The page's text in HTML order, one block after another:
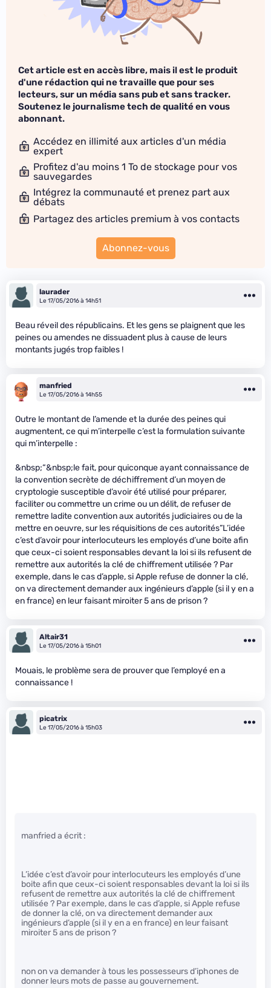
Cet article est en accès libre, mais il est le produit
d'une rédaction qui ne travaille que pour ses
lecteurs, sur un média sans pub et sans tracker.
Soutenez le journalisme tech de qualité en vous
abonnant.
Accédez en illimité aux articles d'un média
expert
Profitez d'au moins 1 To de stockage pour vos
sauvegardes
Intégrez la communauté et prenez part aux
débats
Partagez des articles premium à vos contacts
Abonnez-vous
laurader
Le 17/05/2016 à 14h51
Beau réveil des républicains. Et les gens se plaignent que les
peines ou amendes ne dissuadent plus à cause de leurs
montants jugés trop faibles !
manfried
Le 17/05/2016 à 14h55
Outre le montant de l’amende et la durée des peines qui
augmentent, ce qui m’interpelle c’est la formulation suivante
qui m’interpelle :
&nbsp;“&nbsp;le fait, pour quiconque ayant connaissance de
la convention secrète de déchiffrement d’un moyen de
cryptologie susceptible d’avoir été utilisé pour préparer,
faciliter ou commettre un crime ou un délit, de refuser de
remettre ladite convention aux autorités judiciaires ou de la
mettre en oeuvre, sur les réquisitions de ces autorités”L’idée
c’est d’avoir pour interlocuteurs les employés d’une boite afin
que ceux-ci soient responsables devant la loi si ils refusent de
remettre aux autorités la clé de chiffrement utilisée ? Par
exemple, dans le cas d’apple, si Apple refuse de donner la clé,
on va directement demander aux ingénieurs d’apple (si il y en a
en france) en leur faisant miroiter 5 ans de prison ?
Altair31
Le 17/05/2016 à 15h01
Mouais, le problème sera de prouver que l’employé en a
connaissance !
picatrix
Le 17/05/2016 à 15h03
manfried a écrit :
L’idée c’est d’avoir pour interlocuteurs les employés d’une
boite afin que ceux-ci soient responsables devant la loi si ils
refusent de remettre aux autorités la clé de chiffrement
utilisée ? Par exemple, dans le cas d’apple, si Apple refuse
de donner la clé, on va directement demander aux
ingénieurs d’apple (si il y en a en france) en leur faisant
miroiter 5 ans de prison ?
non on va demander à tous les possesseurs d’iphones de
donner leurs mots de passe au gouvernement.